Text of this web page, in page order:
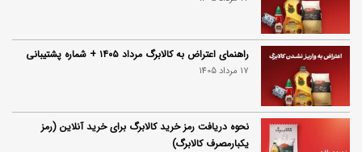
راهنمای اعتراض به کالابرگ مرداد ۱۴۰۵ + شماره پشتیبانی
17 مرداد 1405
نحوه دریافت رمز خرید کالابرگ برای خرید آنلاین (رمز
یکبارمصرف کالابرگ)